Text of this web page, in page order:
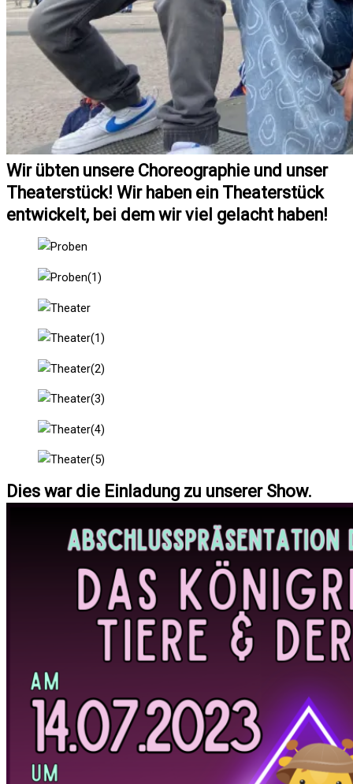
Wir übten unsere Choreographie und unser
Theaterstück! Wir haben ein Theaterstück
entwickelt, bei dem wir viel gelacht haben!
Dies war die Einladung zu unserer Show.